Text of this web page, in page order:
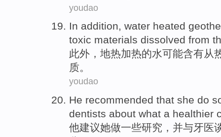
youdao
In addition, water heated
toxic materials dissolved from
此外 ， 地热加热的水可能含有从
质。
youdao
He recommended that she do
dentists about what a healthier
他建议她做一些研究 ， 并与牙医